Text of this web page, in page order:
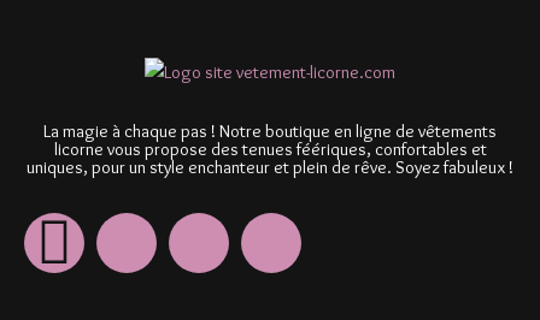
La magie à chaque pas ! Notre boutique en ligne de vêtements
licorne vous propose des tenues féériques, confortables et
uniques, pour un style enchanteur et plein de rêve. Soyez fabuleux !